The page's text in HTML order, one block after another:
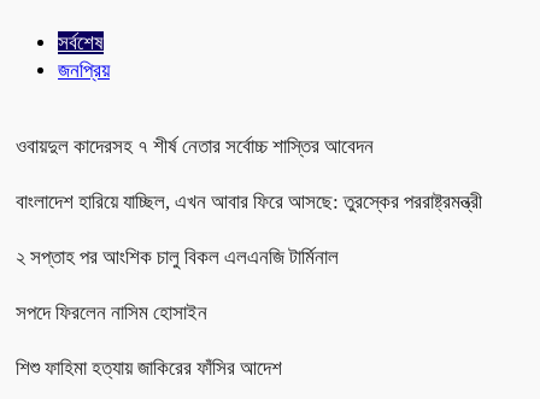
সর্বশেষ
জনপ্রিয়
ওবায়দুল কাদেরসহ ৭ শীর্ষ নেতার সর্বোচ্চ শাস্তির আবেদন
বাংলাদেশ হারিয়ে যাচ্ছিল, এখন আবার ফিরে আসছে: তুরস্কের পররাষ্ট্রমন্ত্রী
২ সপ্তাহ পর আংশিক চালু বিকল এলএনজি টার্মিনাল
সপদে ফিরলেন নাসিম হোসাইন
শিশু ফাহিমা হত্যায় জাকিরের ফাঁসির আদেশ